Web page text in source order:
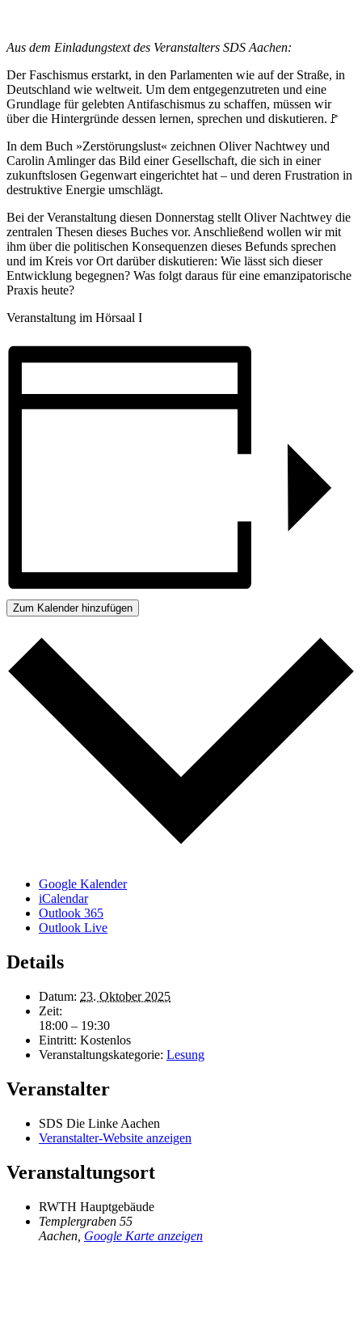
Aus dem Einladungstext des Veranstalters SDS Aachen:
Der Faschismus erstarkt, in den Parlamenten wie auf der Straße, in
Deutschland wie weltweit. Um dem entgegenzutreten und eine
Grundlage für gelebten Antifaschismus zu schaffen, müssen wir
über die Hintergründe dessen lernen, sprechen und diskutieren.🚩
In dem Buch »Zerstörungslust« zeichnen Oliver Nachtwey und
Carolin Amlinger das Bild einer Gesellschaft, die sich in einer
zukunftslosen Gegenwart eingerichtet hat – und deren Frustration in
destruktive Energie umschlägt.
Bei der Veranstaltung diesen Donnerstag stellt Oliver Nachtwey die
zentralen Thesen dieses Buches vor. Anschließend wollen wir mit
ihm über die politischen Konsequenzen dieses Befunds sprechen
und im Kreis vor Ort darüber diskutieren: Wie lässt sich dieser
Entwicklung begegnen? Was folgt daraus für eine emanzipatorische
Praxis heute?
Veranstaltung im Hörsaal I
Zum Kalender hinzufügen
Google Kalender
iCalendar
Outlook 365
Outlook Live
Details
Datum: 23. Oktober 2025
Zeit:
18:00 – 19:30
Eintritt: Kostenlos
Veranstaltungskategorie: Lesung
Veranstalter
SDS Die Linke Aachen
Veranstalter-Website anzeigen
Veranstaltungsort
RWTH Hauptgebäude
Templergraben 55
Aachen Google Karte anzeigen